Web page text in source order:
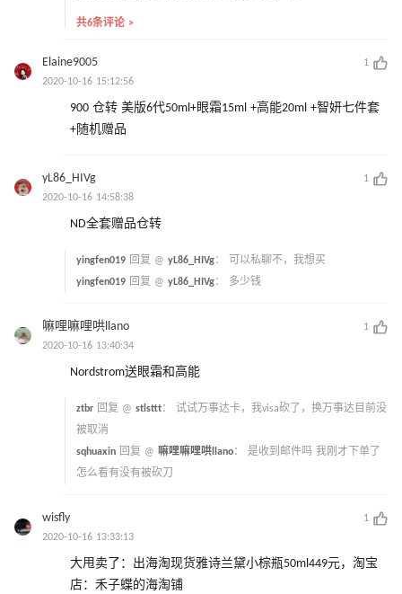
共6条评论 >
Elaine9005
1
2020-10-16 15:12:56
900 仓转 美版6代50ml+眼霜15ml +高能20ml +智妍七件套
+随机赠品
yL86_HIVg
1
2020-10-16 14:58:38
ND全套赠品仓转
yingfen019 回复 @ yL86_HIVg：
可以私聊不，我想买
yingfen019 回复 @ yL86_HIVg： 多少钱
嘛哩嘛哩哄llano
1
2020-10-16 13:40:34
Nordstrom送眼霜和高能
ztbr 回复 @ stlsttt： 试试万事达卡，我visa砍了，换万事达目前没
被取消
sqhuaxin 回复 @ 嘛哩嘛哩哄llano： 是收到邮件吗 我刚才下单了
怎么看有没有被砍刀
wisfly
1
2020-10-16 13:33:13
大甩卖了：出海淘现货雅诗兰黛小棕瓶50ml449元，淘宝
店：禾子蝶的海淘铺